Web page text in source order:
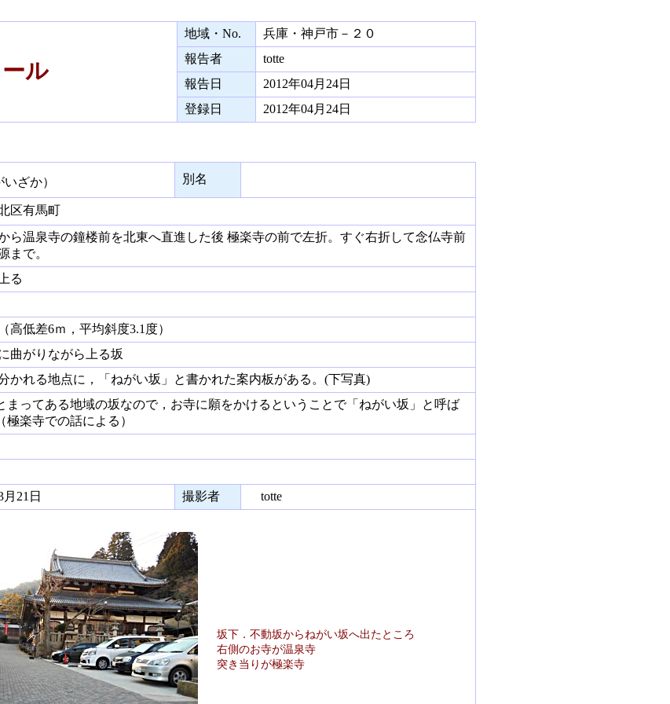
ル
地域・No.
兵庫・神戸市－２０
報告者
totte
報告日
2012年04月24日
登録日
2012年04月24日
いざか） 別名
区有馬町
ら温泉寺の鐘楼前を北東へ直進した後 極楽寺の前で左折。すぐ右折して念仏寺前
まで。
る
高低差6ｍ，平均斜度3.1度）
曲がりながら上る坂
かれる地点に，「ねがい坂」と書かれた案内板がある。(下写真)
ってある地域の坂なので，お寺に願をかけるということで「ねがい坂」と呼ば
楽寺での話による）
21日 撮影者 totte
坂下．不動坂からねがい坂へ出たところ
右側のお寺が温泉寺
突き当りが極楽寺